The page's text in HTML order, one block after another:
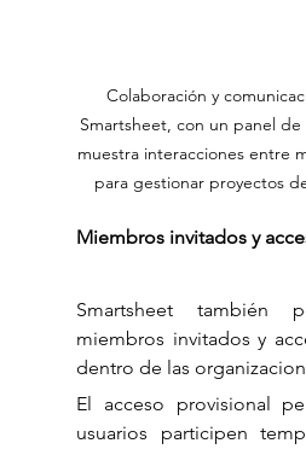
Colaboración y
Smartsheet, con un panel de
muestra interacciones entre
para gestionar proyectos
Miembros invitados y
Smartsheet también
miembros invitados y
dentro de las
El acceso provisional
usuarios participen